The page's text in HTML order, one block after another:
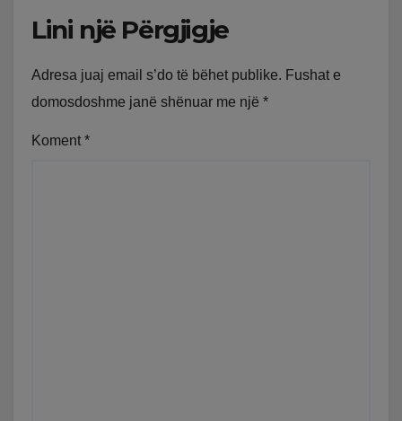
Lini një Përgjigje
Adresa juaj email s’do të bëhet publike. Fushat e
domosdoshme janë shënuar me një *
Koment *